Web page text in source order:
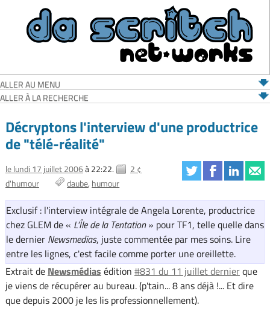
ALLER AU MENU
ALLER À LA RECHERCHE
Décryptons l'interview d'une productrice
de "télé-réalité"
le lundi 17 juillet 2006à 22:22.
2 ¢
d'humour
daube humour
Exclusif : l'interview intégrale de Angela Lorente, productrice
chez GLEM de « L'Île de la Tentation» pour TF1, telle quelle dans
le dernier Newsmedias, juste commentée par mes soins. Lire
entre les lignes, c'est facile comme porter une oreillette.
Extrait de Newsmédias édition #831 du 11 juillet dernierque
je viens de récupérer au bureau. (p'tain... 8 ans déjà !... Et dire
que depuis 2000 je les lis professionnellement).